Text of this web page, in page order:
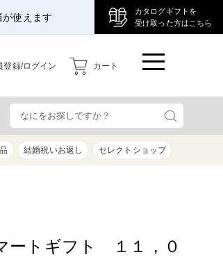
使えます
カタログギフトを
受け取った方はこちら
登録/ログイン カート
結婚祝いお返し セレクトショップ
ートギフト １１，０